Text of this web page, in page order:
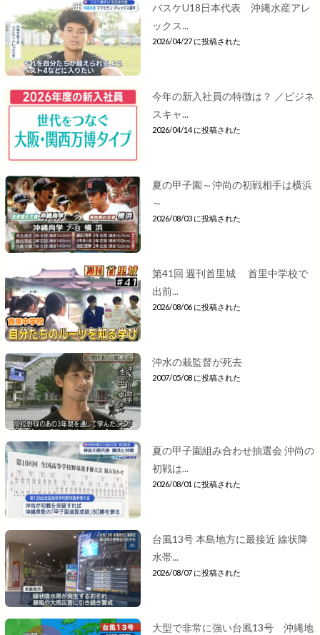
バスケU18日本代表 沖縄水産アレ
ックス...
2026/04/27 に投稿された
今年の新入社員の特徴は？ ／ビジネ
スキャ...
2026/04/14 に投稿された
夏の甲子園～沖尚の初戦相手は横浜
～
2026/08/03 に投稿された
第41回 週刊首里城 首里中学校で
出前...
2026/08/06 に投稿された
沖水の栽監督が死去
2007/05/08 に投稿された
夏の甲子園組み合わせ抽選会 沖尚の
初戦は...
2026/08/01 に投稿された
台風13号 本島地方に最接近 線状降
水帯...
2026/08/07 に投稿された
大型で非常に強い台風13号 沖縄地